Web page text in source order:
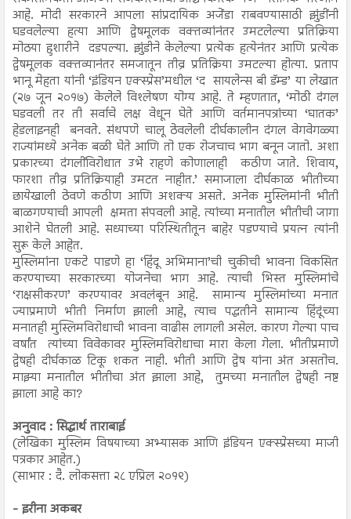
आहे. मोदी सरकारने आपला सांप्रदायिक अजेंडा राबवण्यासाठी झुंडींनी
घडवलेल्या हत्या आणि द्वेषमूलक वक्तव्यांनंतर उमटलेल्या प्रतिक्रिया
मोठया हुशारीने दडपल्या. झुंडीने केलेल्या प्रत्येक हत्येनंतर आणि प्रत्येक
द्वेषमूलक वक्तव्यानंतर समजातून तीव्र प्रतिक्रिया उमटल्या होत्या. प्रताप
भानू मेहता यांनी ‘इंडियन एक्स्प्रेस’मधील ‘द सायलेन्स बी डॅम्ड’ या लेखात
(२७ जून २०१७) केलेले विश्लेषण योग्य आहे. ते म्हणतात, ‘मोठी दंगल
घडवली तर ती सर्वाचे लक्ष वेधून घेते आणि वर्तमानपत्रांच्या ‘घातक’
हेडलाइनही बनवते. संथपणे चालू ठेवलेली दीर्घकालीन दंगल वेगवेगळ्या
राज्यांमध्ये अनेक बळी घेते आणि तो एक रोजचाच भाग बनून जातो. अशा
प्रकारच्या दंगलींविरोधात उभे राहणे कोणालाही कठीण जाते. शिवाय,
फारशा तीव्र प्रतिक्रियाही उमटत नाहीत.’ समाजाला दीर्घकाळ भीतीच्या
छायेखाली ठेवणे कठीण आणि अशक्य असते. अनेक मुस्लिमांनी भीती
बाळगण्याची आपली क्षमता संपवली आहे. त्यांच्या मनातील भीतीची जागा
आशेने घेतली आहे. सध्याच्या परिस्थितीतून बाहेर पडण्याचे प्रयत्न त्यांनी
सुरू केले आहेत.
मुस्लिमांना एकटे पाडणे हा ‘हिंदू अभिमाना’ची चुकीची भावना विकसित
करण्याच्या सरकारच्या योजनेचा भाग आहे. त्याची भिस्त मुस्लिमांचे
‘राक्षसीकरण’ करण्यावर अवलंबून आहे. सामान्य मुस्लिमांच्या मनात
ज्याप्रमाणे भीती निर्माण झाली आहे, त्याच पद्धतीने सामान्य हिंदूंच्या
मनातही मुस्लिमविरोधाची भावना वाढीस लागली असेल. कारण गेल्या पाच
वर्षांत त्यांच्या विवेकावर मुस्लिमविरोधाचा मारा केला गेला. भीतीप्रमाणे
द्वेषही दीर्घकाळ टिकू शकत नाही. भीती आणि द्वेष यांना अंत असतोच.
माझ्या मनातील भीतीचा अंत झाला आहे, तुमच्या मनातील द्वेषही नष्ट
झाला आहे का?
अनुवाद : सिद्धार्थ ताराबाई
(लेखिका मुस्लिम विषयाच्या अभ्यासक आणि इंडियन एक्स्प्रेसच्या माजी
पत्रकार आहेत.)
(साभार : दै. लोकसत्ता २८ एप्रिल २०१९)
- इरीना अकबर